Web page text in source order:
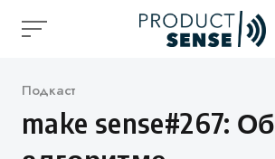
Категория
Подкаст
make sense#267: Об